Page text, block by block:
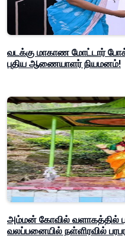
வடக்கு மாகாண மோட்டார்
புதிய ஆணையாளர் நியமனம்!
அம்மன் கோவில் வளாகத்தில்
வலப்பனையில் நள்ளிரவில்